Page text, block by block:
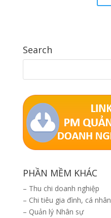
Search
PHẦN MỀM KHÁC
– Thu chi doanh nghiệp
– Chi tiêu gia đình, cá nhân
– Quản lý Nhân sự